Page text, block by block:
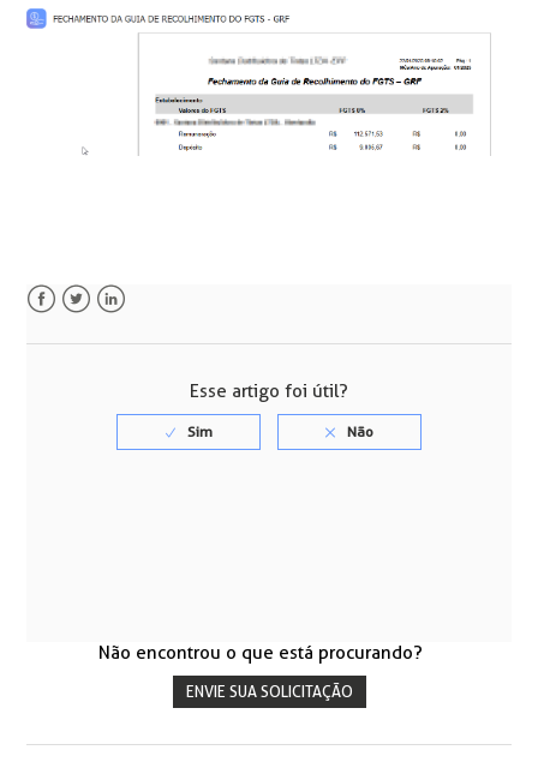
Esse artigo foi útil?
Não encontrou o que está procurando?
ENVIE SUA SOLICITAÇÃO